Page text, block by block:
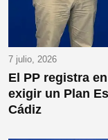
7 julio, 2026
El PP registra
exigir un Plan
Cádiz